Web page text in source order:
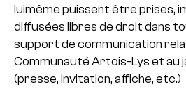
luimême puissent être prises,
diffusées libres de droit dans
support de communication
Communauté Artois-Lys et au
(presse, invitation, affiche, etc.)